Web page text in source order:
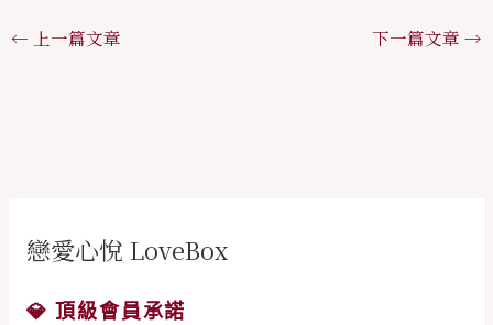
← 上一篇文章 下一篇文章 →
戀愛心悅 LoveBox
💎 頂級會員承諾